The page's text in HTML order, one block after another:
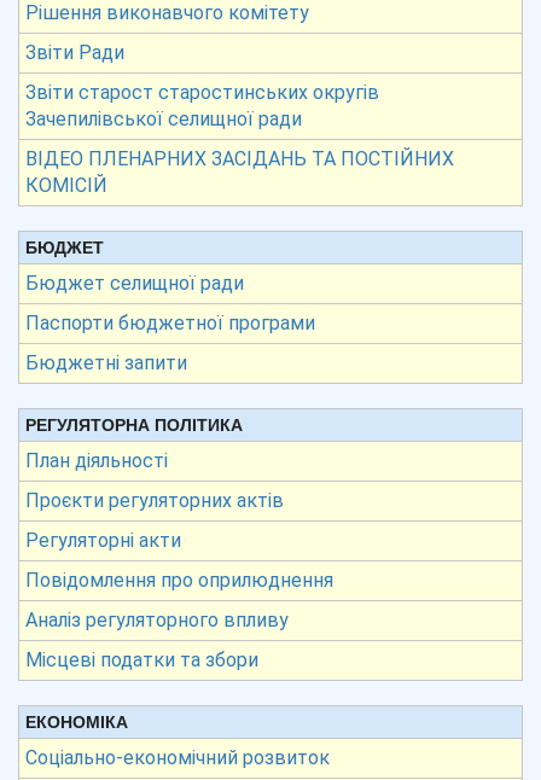
Рішення виконавчого комітету
Звіти Ради
Звіти старост старостинських округів
Зачепилівської селищної ради
ВІДЕО ПЛЕНАРНИХ ЗАСІДАНЬ ТА ПОСТІЙНИХ
КОМІСІЙ
БЮДЖЕТ
Бюджет селищної ради
Паспорти бюджетної програми
Бюджетні запити
РЕГУЛЯТОРНА ПОЛІТИКА
План діяльності
Проєкти регуляторних актів
Регуляторні акти
Повідомлення про оприлюднення
Аналіз регуляторного впливу
Місцеві податки та збори
ЕКОНОМІКА
Соціально-економічний розвиток